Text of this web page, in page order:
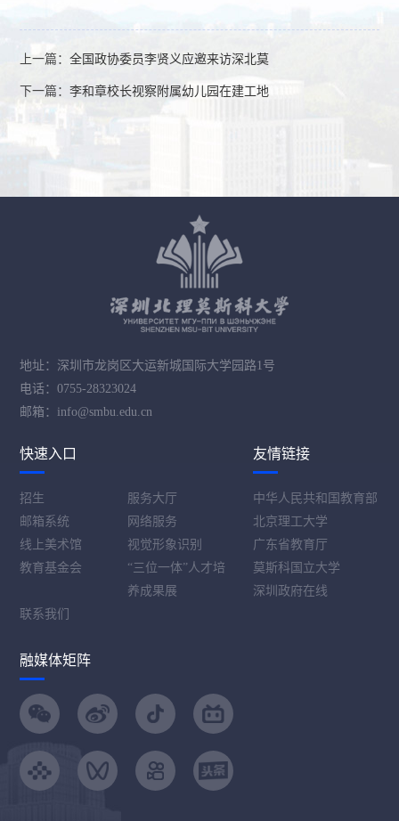
上一篇：全国政协委员李贤义应邀来访深北莫
下一篇：李和章校长视察附属幼儿园在建工地
地址：深圳市龙岗区大运新城国际大学园路1号
电话：0755-28323024
邮箱：info@smbu.edu.cn
快速入口
招生
服务大厅
邮箱系统
网络服务
线上美术馆
视觉形象识别
教育基金会
“三位一体”人才培
养成果展
联系我们
友情链接
中华人民共和国教育部
北京理工大学
广东省教育厅
莫斯科国立大学
深圳政府在线
融媒体矩阵